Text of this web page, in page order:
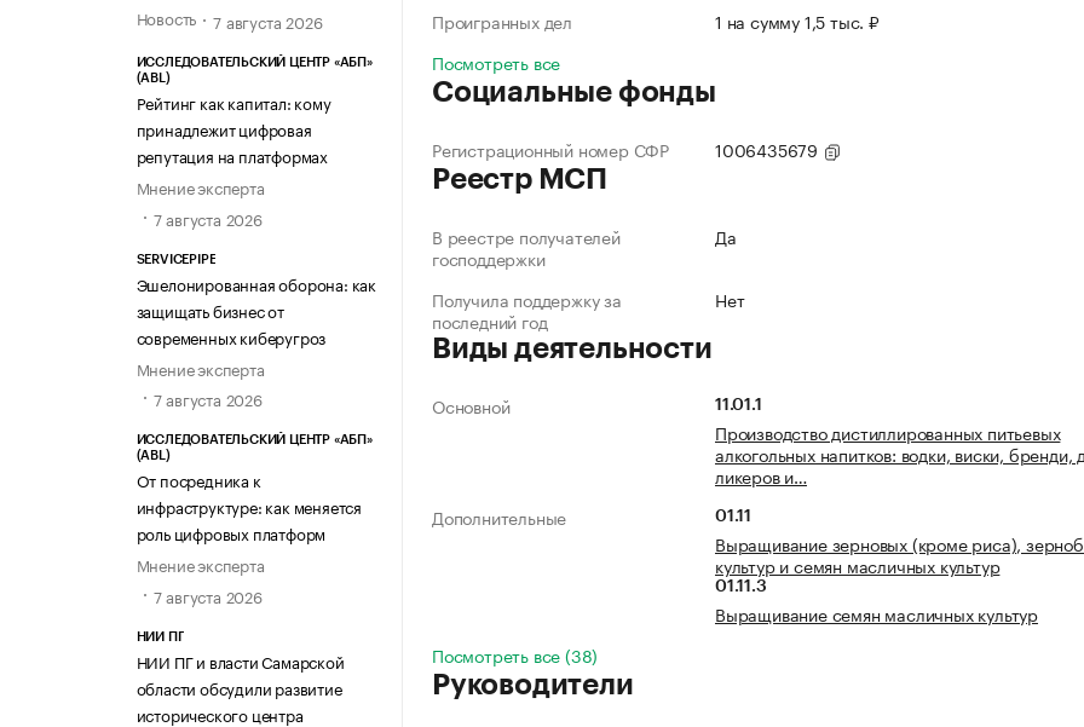
Новость
7 августа 2026
ИССЛЕДОВАТЕЛЬСКИЙ ЦЕНТР «АБП»
(ABL)
Рейтинг как капитал: кому
принадлежит цифровая
репутация на платформах
Мнение эксперта
7 августа 2026
SERVICEPIPE
Эшелонированная оборона: как
защищать бизнес от
современных киберугроз
Мнение эксперта
7 августа 2026
ИССЛЕДОВАТЕЛЬСКИЙ ЦЕНТР «АБП»
(ABL)
От посредника к
инфраструктуре: как меняется
роль цифровых платформ
Мнение эксперта
7 августа 2026
НИИ ПГ
НИИ ПГ и власти Самарской
области обсудили развитие
исторического центра
Проигранных дел
1 на сумму 1,5 тыс. ₽
Посмотреть все
Социальные фонды
Регистрационный номер СФР 1006435679
Реестр МСП
В реестре получателей
господдержки
Да
Получила поддержку за
последний год
Нет
Виды деятельности
Основной 11.01.1
Производство дистиллированных питьевых
алкогольных напитков: водки, виски, бренди,
ликеров и…
Дополнительные
01.11
Выращивание зерновых (кроме риса),
культур и семян масличных культур
01.11.3
Выращивание семян масличных культур
Посмотреть все (38)
Руководители